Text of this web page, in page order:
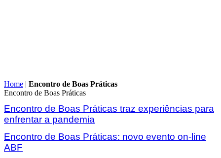
Home | Encontro de Boas Práticas
Encontro de Boas Práticas
Encontro de Boas Práticas traz experiências para
enfrentar a pandemia
Encontro de Boas Práticas: novo evento on-line
ABF